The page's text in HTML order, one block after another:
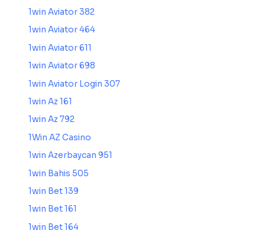
1win Aviator 382
1win Aviator 464
1win Aviator 611
1win Aviator 698
1win Aviator Login 307
1win Az 161
1win Az 792
1Win AZ Casino
1win Azerbaycan 951
1win Bahis 505
1win Bet 139
1win Bet 161
1win Bet 164